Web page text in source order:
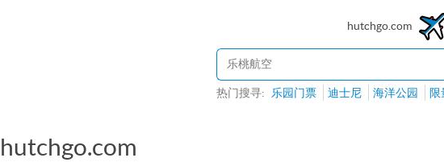
hutchgo.com
热门搜寻: 乐园门票 迪士尼 海洋公园
hutchgo.com